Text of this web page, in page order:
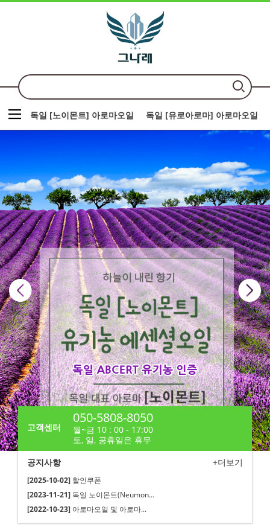
독일 [노이몬트] 아로마오일 독일 [유로아로마] 아로마오일
고객센터
050-5808-8050
월~금 10 : 00 - 17:00
토, 일, 공휴일은 휴무
공지사항
+더보기
[2025-10-02]할인쿠폰
[2023-11-21]독일 노이몬트(Neumon...
[2022-10-23]아로마오일 및 아로마...